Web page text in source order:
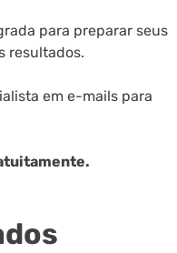
para preparar seus
resultados.
em e-mails para